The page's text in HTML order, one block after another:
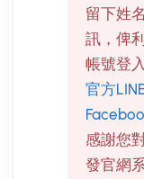
留下姓
訊，俾
帳號登
官方
感謝您
發官網